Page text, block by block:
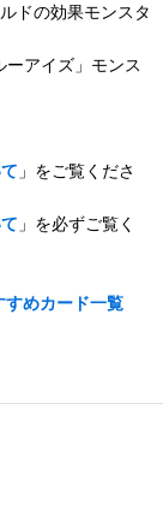
ドの効果モンスタ
アイズ」モンス
」をご覧くださ
」を必ずご覧く
すめカード一覧